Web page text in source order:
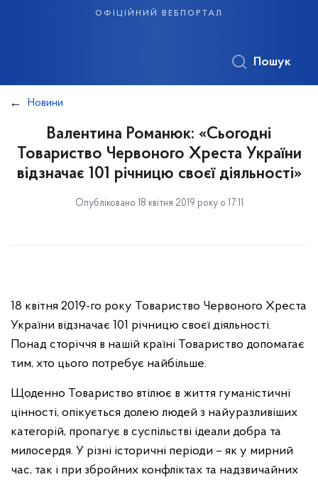
офіційний вебпортал
Пошук
Новини
Валентина Романюк: «Сьогодні
Товариство Червоного Хреста України
відзначає 101 річницю своєї діяльності»
Опубліковано 18 квітня 2019 року о 17:11
18 квітня 2019-го року Товариство Червоного Хреста
України відзначає 101 річницю своєї діяльності.
Понад сторіччя в нашій країні Товариство допомагає
тим, хто цього потребує найбільше.
Щоденно Товариство втілює в життя гуманістичні
цінності, опікується долею людей з найуразливіших
категорій, пропагує в суспільстві ідеали добра та
милосердя. У різні історичні періоди – як у мирний
час, так і при збройних конфліктах та надзвичайних